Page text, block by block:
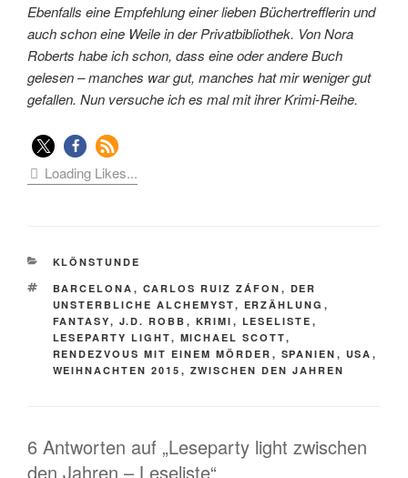
Ebenfalls eine Empfehlung einer lieben Büchertrefflerin und
auch schon eine Weile in der Privatbibliothek. Von Nora
Roberts habe ich schon, dass eine oder andere Buch
gelesen – manches war gut, manches hat mir weniger gut
gefallen. Nun versuche ich es mal mit ihrer Krimi-Reihe.
Loading Likes...
KATEGORIEN
KLÖNSTUNDE
SCHLAGWÖRTER
BARCELONA , CARLOS RUIZ ZÁFON , DER
UNSTERBLICHE ALCHEMYST, ERZÄHLUNG ,
FANTASY, J.D. ROBB , KRIMI , LESELISTE ,
LESEPARTY LIGHT, MICHAEL SCOTT,
RENDEZVOUS MIT EINEM MÖRDER , SPANIEN , USA ,
WEIHNACHTEN 2015 , ZWISCHEN DEN JAHREN
6 Antworten auf „Leseparty light zwischen
den Jahren – Leseliste“